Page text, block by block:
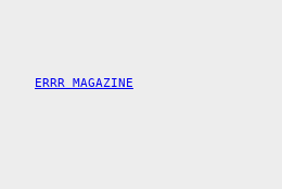
content
ERRR MAGAZINE